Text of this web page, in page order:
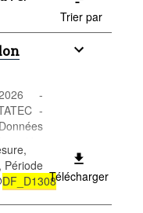
Trier par
-
-
clés:
;
des
;
Période
DF_D1308Télécharger